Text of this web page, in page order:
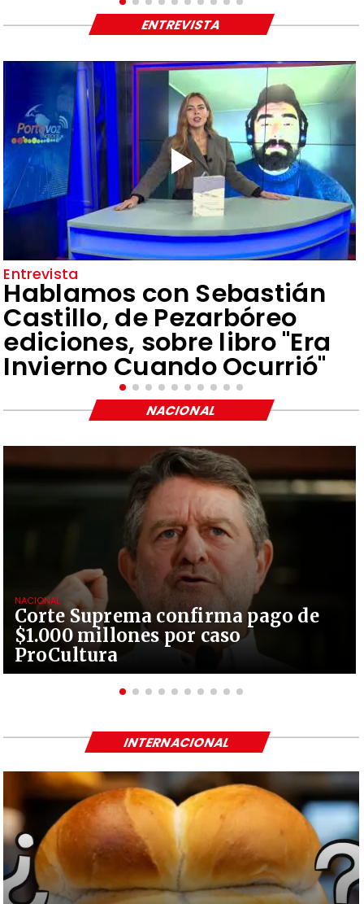
Entrevista
Hablamos con Sebastián
Castillo, de Pezarbóreo
ediciones, sobre libro "Era
Invierno Cuando Ocurrió"
ENTREVISTA
Corte Suprema confirma pago de
$1.000 millones por caso
ProCultura
NACIONAL
NACIONAL
INTERNACIONAL